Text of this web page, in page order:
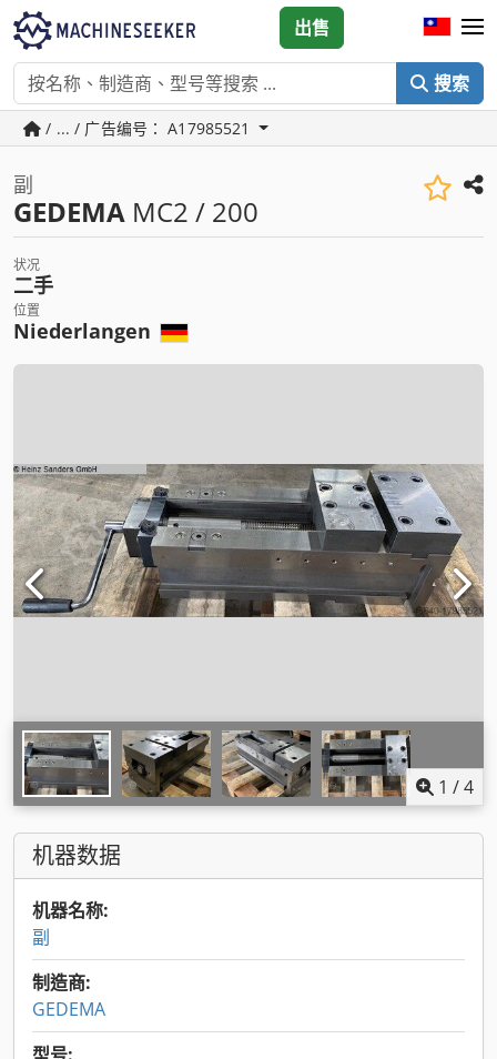
搜索
出售
/ ... / 广告编号： A17985521
副
GEDEMA MC2 / 200
状况
二手
位置
Niederlangen
1 /4
机器数据
机器名称:
副
制造商:
GEDEMA